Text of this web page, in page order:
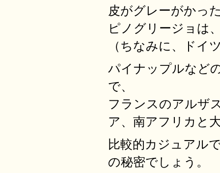
皮がグレーがかっ
ピノグリージョは
（ちなみに、ドイ
パイナップルなど
で、
フランスのアルザ
ア、南アフリカと
比較的カジュアル
の秘密でしょう。